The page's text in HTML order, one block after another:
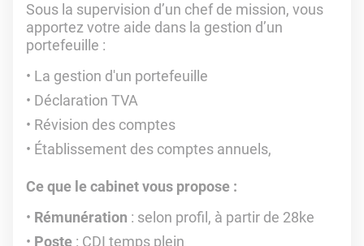
Sous la supervision d’un chef de mission, vous
apportez votre aide dans la gestion d’un
portefeuille :
La gestion d'un portefeuille
Déclaration TVA
Révision des comptes
Établissement des comptes annuels,
Ce que le cabinet vous propose :
Rémunération : selon profil, à partir de 28ke
Poste : CDI temps plein